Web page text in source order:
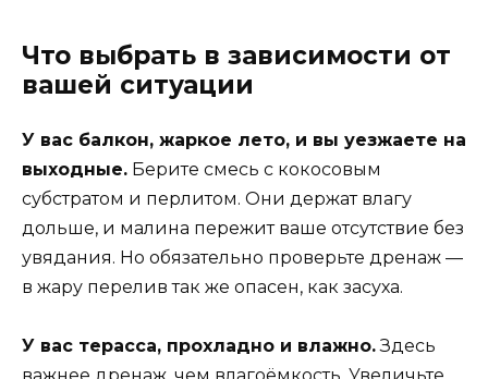
Что выбрать в зависимости от
вашей ситуации
У вас балкон, жаркое лето, и вы уезжаете на
выходные. Берите смесь с кокосовым
субстратом и перлитом. Они держат влагу
дольше, и малина пережит ваше отсутствие без
увядания. Но обязательно проверьте дренаж —
в жару перелив так же опасен, как засуха.
У вас терасса, прохладно и влажно.Здесь